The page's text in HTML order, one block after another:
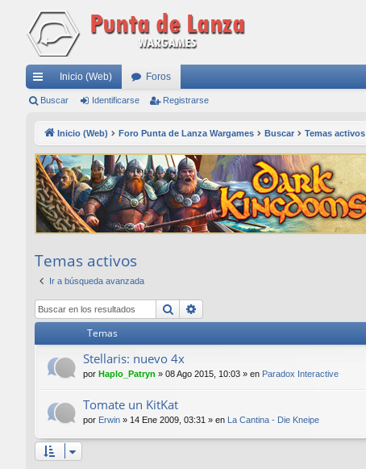
nl
rá
pi
do
Inicio (Web) Foros
Buscar Identificarse Registrarse
Inicio (Web) Foro Punta de Lanza Wargames Buscar Temas activos
Temas activos
Ir a búsqueda avanzada
Buscar
Temas
Stellaris: nuevo 4x
por Haplo_Patryn » 08 Ago 2015, 10:03 » en Paradox Interactive
Tomate un KitKat
por Erwin » 14 Ene 2009, 03:31 » en La Cantina - Die Kneipe